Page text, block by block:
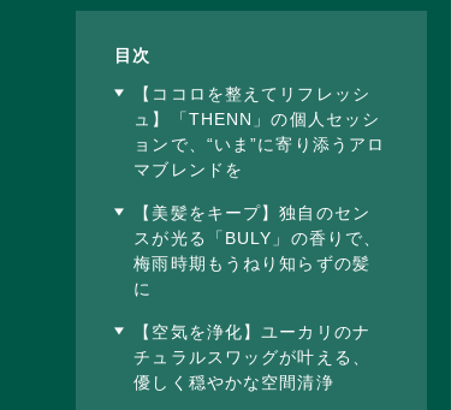
目次
【ココロを整えてリフレッシ
ュ】「THENN」の個人セッシ
ョンで、“いま”に寄り添うアロ
マブレンドを
【美髪をキープ】独自のセン
スが光る「BULY」の香りで、
梅雨時期もうねり知らずの髪
に
【空気を浄化】ユーカリのナ
チュラルスワッグが叶える、
優しく穏やかな空間清浄